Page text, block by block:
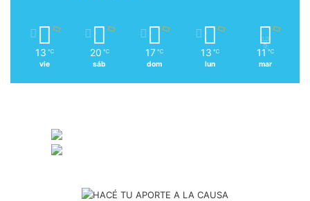
13 ℃
vie
20 ℃
sáb
17 ℃
dom
13 ℃
lun
11 ℃
mar